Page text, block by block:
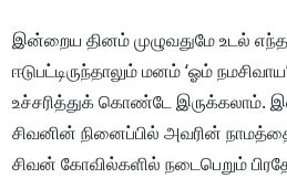
இன்றைய தினம் முழுவதுமே உடல்
ஈடுபட்டிருந்தாலும் மனம் ‘ஓம்
உச்சரித்துக் கொண்டே இருக்கலாம்.
சிவனின் நினைப்பில் அவரின்
சிவன் கோவில்களில் நடைபெறும்